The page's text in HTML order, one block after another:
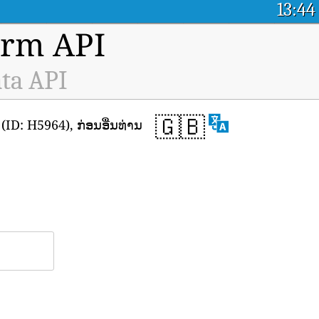
13:44
API
API
🇬🇧
H5964), ກ່ອນອື່ນທ່ານ